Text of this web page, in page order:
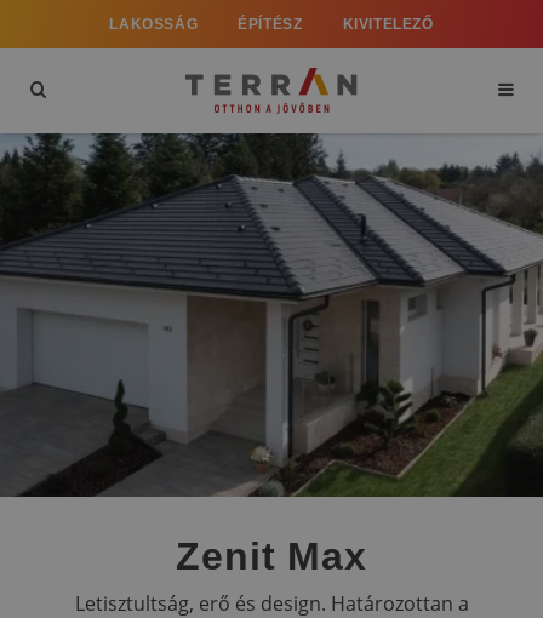
LAKOSSÁG ÉPÍTÉSZ KIVITELEZŐ
Zenit Max
Letisztultság, erő és design. Határozottan a